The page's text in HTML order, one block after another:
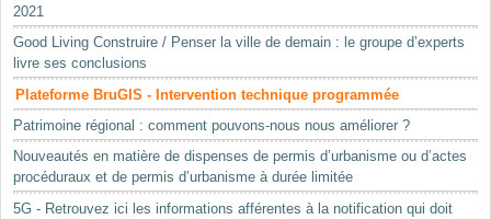
2021
Good Living Construire / Penser la ville de demain : le groupe d’experts
livre ses conclusions
Plateforme BruGIS - Intervention technique programmée
Patrimoine régional : comment pouvons-nous nous améliorer ?
Nouveautés en matière de dispenses de permis d’urbanisme ou d’actes
procéduraux et de permis d’urbanisme à durée limitée
5G - Retrouvez ici les informations afférentes à la notification qui doit